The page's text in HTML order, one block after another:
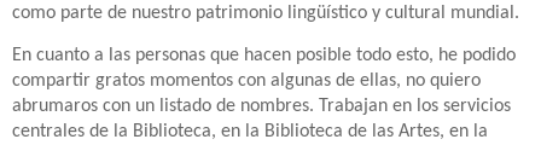
como parte de nuestro patrimonio lingüístico y cultural mundial.
En cuanto a las personas que hacen posible todo esto, he podido
compartir gratos momentos con algunas de ellas, no quiero
abrumaros con un listado de nombres. Trabajan en los servicios
centrales de la Biblioteca, en la Biblioteca de las Artes, en la